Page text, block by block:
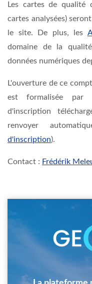
Les cartes de qualité
cartes analysées)
le site. De plus, les
domaine de la
données numériques
L'ouverture de ce
est formalisée par
d'inscription
renvoyer
d'inscription).
Contact : Frédérik